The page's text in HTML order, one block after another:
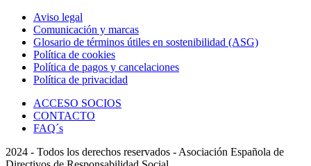
Aviso legal
Comunicación y marcas
Glosario de términos útiles en sostenibilidad (ASG)
Política de cookies
Política de pagos y cancelaciones
Política de privacidad
ACCESO SOCIOS
CONTACTO
FAQ´s
2024 - Todos los derechos reservados - Asociación Española de